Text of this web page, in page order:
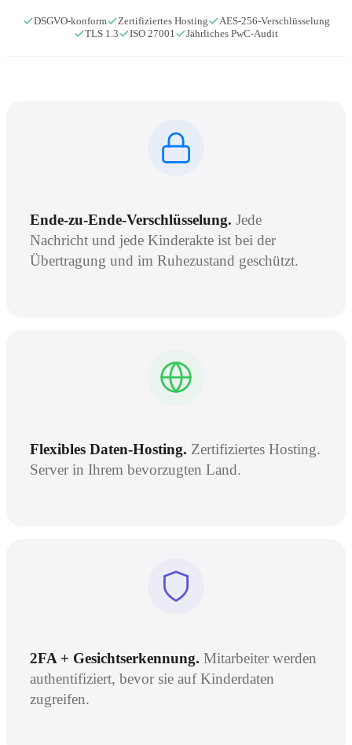
DSGVO-konform Zertifiziertes Hosting
AES-256-Verschlüsselung
TLS 1.3
ISO 27001 Jährliches PwC-Audit
Ende-zu-Ende-Verschlüsselung. Jede
Nachricht und jede Kinderakte ist bei der
Übertragung und im Ruhezustand geschützt.
Flexibles Daten-Hosting. Zertifiziertes Hosting.
Server in Ihrem bevorzugten Land.
2FA + Gesichtserkennung. Mitarbeiter werden
authentifiziert, bevor sie auf Kinderdaten
zugreifen.